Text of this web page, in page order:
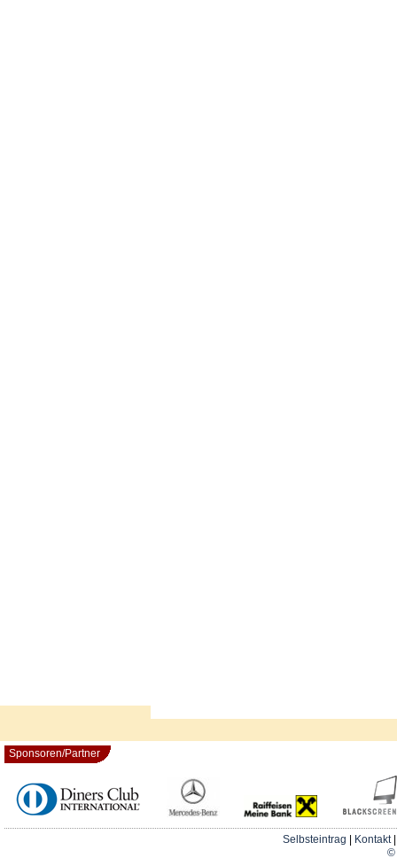
Sponsoren/Partner
Selbsteintrag Kontakt
©